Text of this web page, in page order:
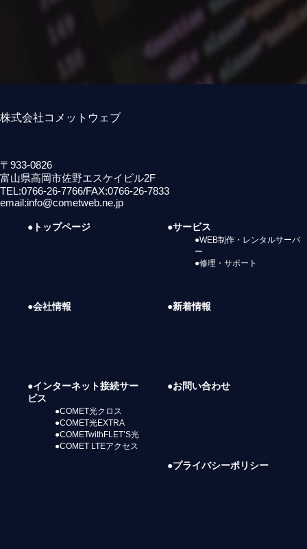
株式会社コメットウェブ
〒933-0826
富山県高岡市佐野エスケイビル2F
TEL:0766-26-7766/FAX:0766-26-7833
email:info@cometweb.ne.jp
●トップページ ●サービス
●WEB制作・レンタルサーバ
ー
●修理・サポート
●会社情報 ●新着情報
●インターネット接続サー
ビス
●COMET光クロス
●COMET光EXTRA
●COMETwithFLET’S光
●COMET LTEアクセス
●お問い合わせ
●プライバシーポリシー